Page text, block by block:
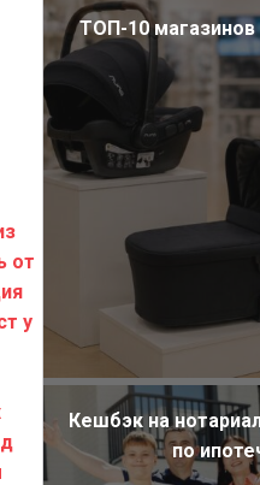
от
у
ТОП-10 магазинов
Кешбэк на
по